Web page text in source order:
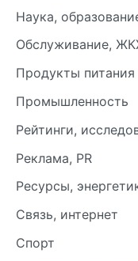
Наука,
Обслуживание,
Продукты питания
Промышленность
Рейтинги,
Реклама, PR
Ресурсы,
Связь, интернет
Спорт